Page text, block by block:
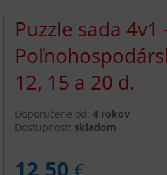
Puzzle sada 4v1
12, 15 a 20 d.
Doporučené od:4 rokov
Dostupnosť: skladom
12,50€